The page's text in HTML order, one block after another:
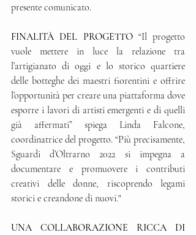
presente comunicato.
FINALITÀ DEL PROGETTO “Il progetto
vuole mettere in luce la relazione tra
l’artigianato di oggi e lo storico quartiere
delle botteghe dei maestri fiorentini e offrire
l’opportunità per creare una piattaforma dove
esporre i lavori di artisti emergenti e di quelli
già affermati” spiega Linda Falcone,
coordinatrice del progetto. “Più precisamente,
Sguardi d’Oltrarno 2022 si impegna a
documentare e promuovere i contributi
creativi delle donne, riscoprendo legami
storici e creandone di nuovi."
UNA COLLABORAZIONE RICCA DI